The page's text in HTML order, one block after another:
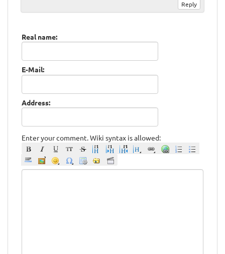
Real name:
E-Mail:
Address:
Enter your comment. Wiki syntax is allowed: